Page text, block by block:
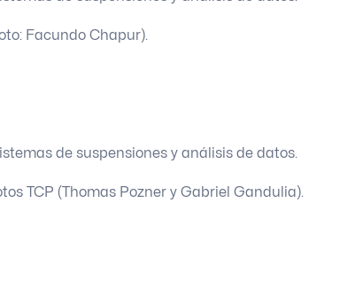
Facundo Chapur).
de suspensiones y análisis de datos.
TCP (Thomas Pozner y Gabriel Gandulia).